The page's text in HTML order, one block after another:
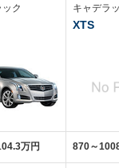
ク
万円
キャデラ
XTS
870～